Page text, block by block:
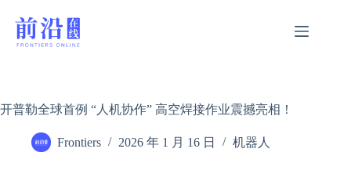
开普勒全球首例 “人机协作” 高空焊接作业震撼亮相！
Frontiers 2026 年 1 月 16 日 机器人